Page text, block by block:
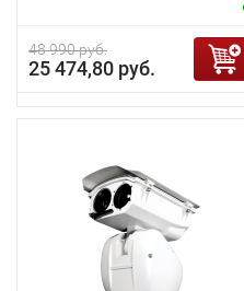
48 990 руб.
25 474,80 руб.